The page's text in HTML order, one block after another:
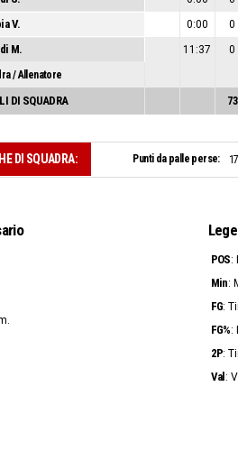
V. 0:00 0
M. 11:37 0
/ Allenatore
DI SQUADRA 73
DI SQUADRA: Punti da palle perse: 17
POS:
Min:
FG:
FG%:
2P:
Val :